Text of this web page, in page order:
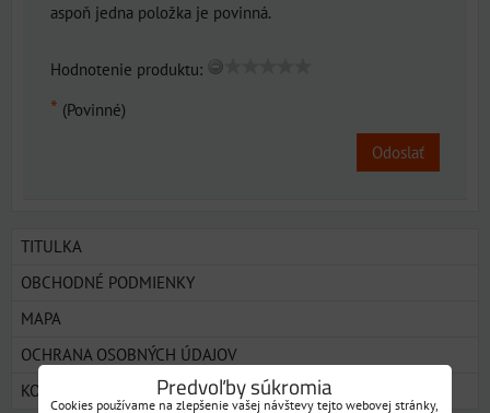
aspoň jedna položka je povinná.
Hodnotenie produktu:
* (Povinné)
Odoslať
TITULKA
OBCHODNÉ PODMIENKY
MAPA
OCHRANA OSOBNÝCH ÚDAJOV
KONTAKT
Predvoľby súkromia
Cookies používame na zlepšenie vašej návštevy tejto webovej stránky,